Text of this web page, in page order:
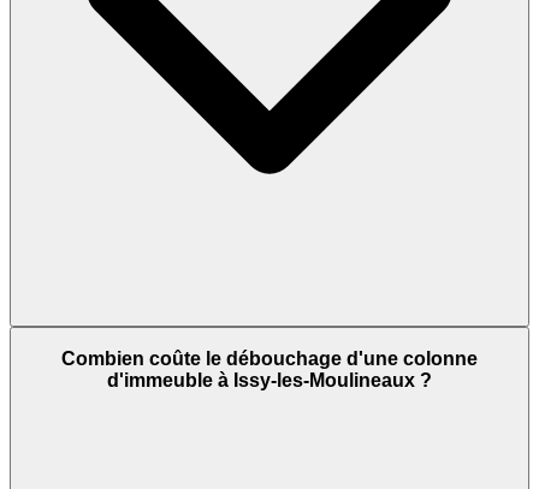
Combien coûte le débouchage d'une colonne
d'immeuble à Issy-les-Moulineaux ?